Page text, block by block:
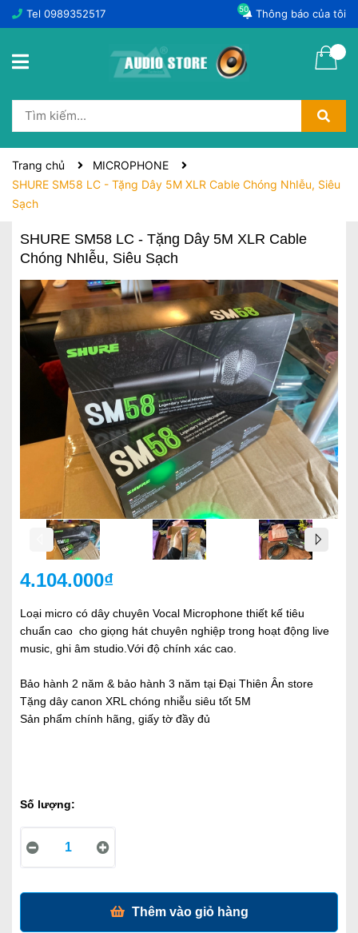
Tel 0989352517 Thông báo của tôi
50
Trang chủ
MICROPHONE
SHURE SM58 LC - Tặng Dây 5M XLR Cable Chóng NhIễu, Siêu
Sạch
SHURE SM58 LC - Tặng Dây 5M XLR Cable
Chóng NhIễu, Siêu Sạch
4.104.000₫
Loại micro có dây chuyên Vocal Microphone thiết kế tiêu
chuẩn cao cho giọng hát chuyên nghiệp trong hoạt động live
music, ghi âm studio.Với độ chính xác cao.
Bảo hành 2 năm & bảo hành 3 năm tại Đại Thiên Ân store
Tặng dây canon XRL chóng nhiễu siêu tốt 5M
Sản phẩm chính hãng, giấy tờ đầy đủ
Số lượng:
Thêm vào giỏ hàng